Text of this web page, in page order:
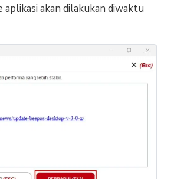
aplikasi akan dilakukan diwaktu